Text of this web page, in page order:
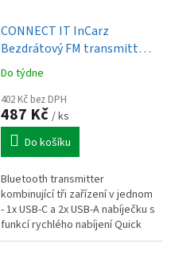
CONNECT IT InCarz
Bezdrátový FM transmitter,
2x USB-A + 1x USB-C,
ANTRACITOVÝ
Do týdne
402 Kč bez DPH
487 Kč / ks
Do košíku
Bluetooth transmitter
kombinující tři zařízení v jednom
- 1x USB-C a 2x USB-A nabíječku s
funkcí rychlého nabíjení Quick
Charge 3.0, bezdrátové